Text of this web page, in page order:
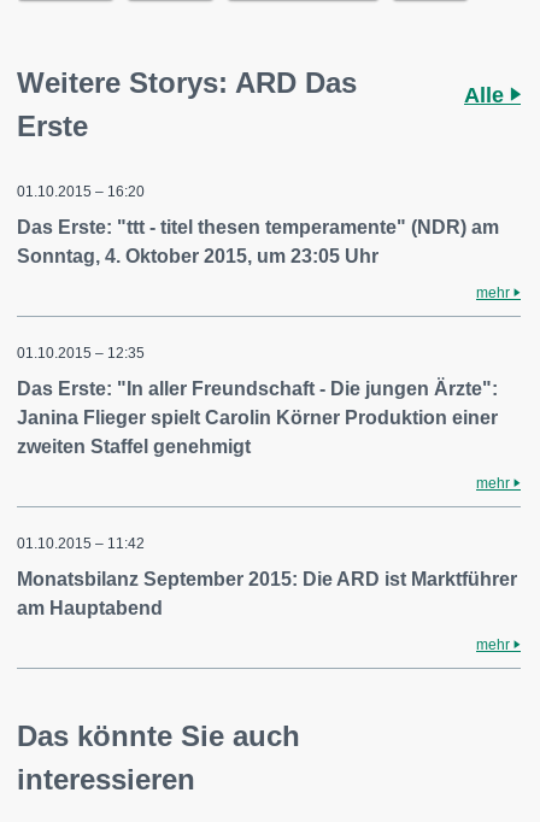
Weitere Storys: ARD Das
Erste
Alle
01.10.2015 – 16:20
Das Erste: "ttt - titel thesen temperamente" (NDR) am
Sonntag, 4. Oktober 2015, um 23:05 Uhr
mehr
01.10.2015 – 12:35
Das Erste: "In aller Freundschaft - Die jungen Ärzte":
Janina Flieger spielt Carolin Körner Produktion einer
zweiten Staffel genehmigt
mehr
01.10.2015 – 11:42
Monatsbilanz September 2015: Die ARD ist Marktführer
am Hauptabend
mehr
Das könnte Sie auch
interessieren